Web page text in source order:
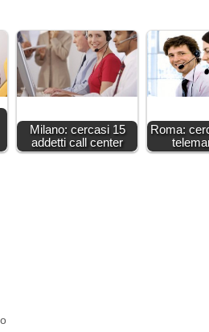
Milano: cercasi 15
addetti call center
Roma: